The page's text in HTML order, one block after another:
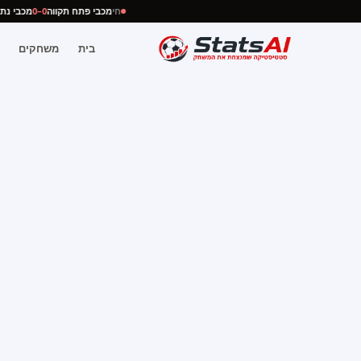
חימכבי פתח תקווה0–0 מכבי
בית משחקים